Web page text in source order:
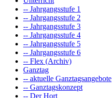
-- Jahrgangsstufe 1
-- Jahrgangsstufe 2
-- Jahrgangsstufe 3
-- Jahrgangsstufe 4
-- Jahrgangsstufe 5
-- Jahrgangsstufe 6
-- Flex (Archiv)
Ganztag
-- aktuelle Ganztagsangebote
-- Ganztagskonzept
-- Der Hort